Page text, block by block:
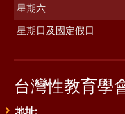
星期六
星期日及國定假日
台灣性教育學
地址: